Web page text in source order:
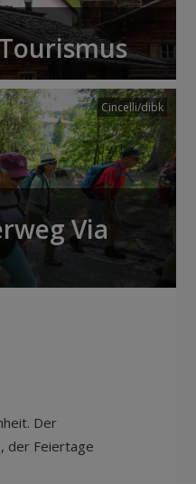
Cincelli/dibk
Via
Der
der Feiertage